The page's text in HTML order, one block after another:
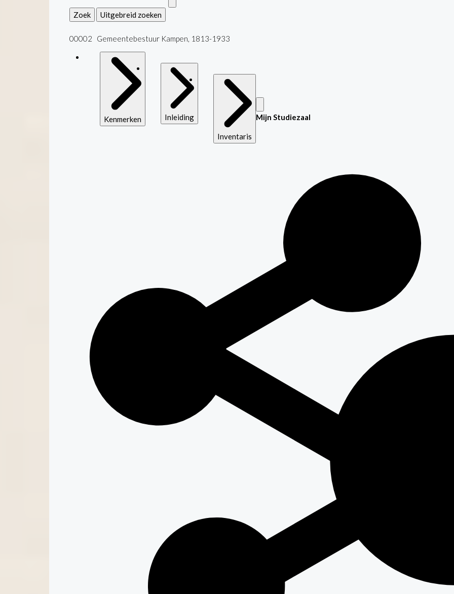
Zoek Uitgebreid zoeken
00002 Gemeentebestuur Kampen, 1813-1933
Kenmerken Inleiding
Inventaris
Mijn Studiezaal